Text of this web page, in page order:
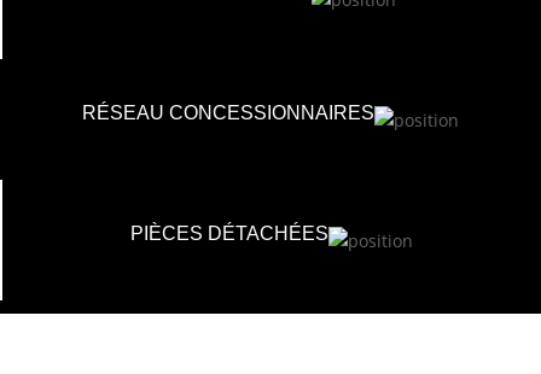
RÉSEAU CONCESSIONNAIRES
PIÈCES DÉTACHÉES